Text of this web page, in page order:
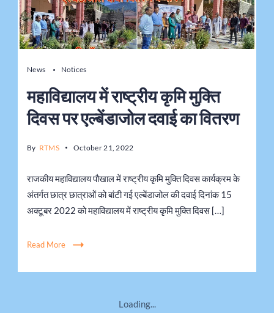
News Notices
महाविद्यालय में राष्ट्रीय कृमि मुक्ति
दिवस पर एल्बेंडाजोल दवाई का वितरण
By RTMS October 21, 2022
राजकीय महाविद्यालय पौखाल में राष्ट्रीय कृमि मुक्ति दिवस कार्यक्रम के
अंतर्गत छात्र छात्राओं को बांटी गई एल्बेंडाजोल की दवाई दिनांक 15
अक्टूबर 2022 को महाविद्यालय में राष्ट्रीय कृमि मुक्ति दिवस […]
Read More
Loading...